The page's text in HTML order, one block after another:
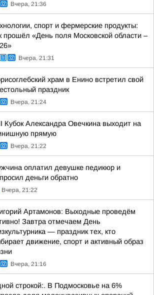
Вчера, 21:36
спорт и фермерские продукты:
прошёл «День поля Московской области –
Вчера, 21:31
храм в Енино встретил свой
праздник
Вчера, 21:24
Кубок Александра Овечкина выходит на
прямую
Вчера, 21:22
оплатил девушке педикюр и
деньги обратно
Вчера, 21:22
Артамонов: Выходные проведём
Завтра отмечаем День
— праздник тех, кто
движение, спорт и активный образ
Вчера, 21:16
строкой:. В Подмосковье на 6%